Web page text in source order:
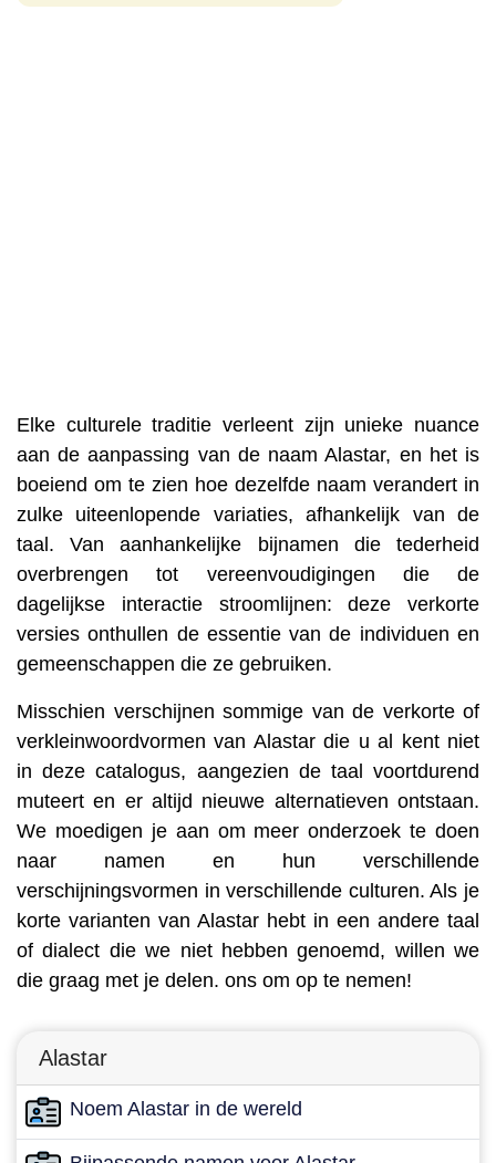
Elke culturele traditie verleent zijn unieke nuance
aan de aanpassing van de naam Alastar, en het is
boeiend om te zien hoe dezelfde naam verandert in
zulke uiteenlopende variaties, afhankelijk van de
taal. Van aanhankelijke bijnamen die tederheid
overbrengen tot vereenvoudigingen die de
dagelijkse interactie stroomlijnen: deze verkorte
versies onthullen de essentie van de individuen en
gemeenschappen die ze gebruiken.
Misschien verschijnen sommige van de verkorte of
verkleinwoordvormen van Alastar die u al kent niet
in deze catalogus, aangezien de taal voortdurend
muteert en er altijd nieuwe alternatieven ontstaan.
We moedigen je aan om meer onderzoek te doen
naar namen en hun verschillende
verschijningsvormen in verschillende culturen. Als je
korte varianten van Alastar hebt in een andere taal
of dialect die we niet hebben genoemd, willen we
die graag met je delen. ons om op te nemen!
Alastar
Noem Alastar in de wereld